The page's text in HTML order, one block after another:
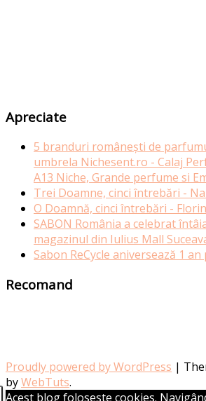
Apreciate
5 branduri românești de
umbrela Nichesent.ro - Calaj
A13 Niche, Grande perfume si
Trei Doamne, cinci întrebări -
O Doamnă, cinci întrebări -
SABON România a celebrat
magazinul din Iulius Mall
Sabon ReCycle aniversează 1
Recomand
Proudly powered by WordPress |
byWebTuts.
Acest blog foloseste cookies.